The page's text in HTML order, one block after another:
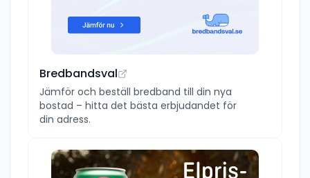
Bredbandsval
Jämför och beställ bredband till din nya
bostad – hitta det bästa erbjudandet för
din adress.